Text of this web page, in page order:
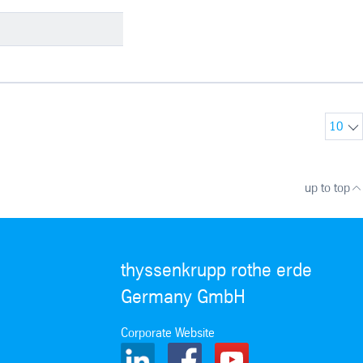
10
up to top
thyssenkrupp rothe erde
Germany GmbH
Corporate Website